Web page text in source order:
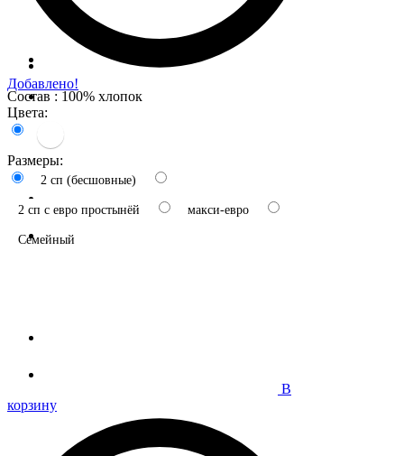
Добавлено!
Состав : 100% хлопок
Цвета:
Размеры:
2 сп (бесшовные)
2 сп с евро простынёй макси-евро
Семейный
В
корзину